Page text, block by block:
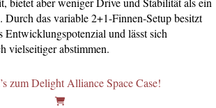
Durch das variable 2+1-Finnen-Setup besitzt
Entwicklungspotenzial und lässt sich
vielseitiger abstimmen.
zum Delight Alliance Space Case!